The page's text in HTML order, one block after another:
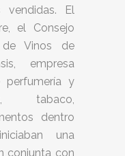
El
el Consejo
Vinos de
empresa
y
tabaco,
dentro
una
conjunta con